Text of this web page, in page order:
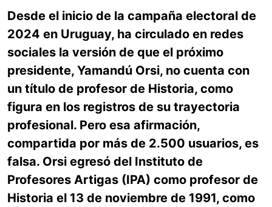
Desde el inicio de la campaña electoral de
2024 en Uruguay, ha circulado en redes
sociales la versión de que el próximo
presidente, Yamandú Orsi, no cuenta con
un título de profesor de Historia, como
figura en los registros de su trayectoria
profesional. Pero esa afirmación,
compartida por más de 2.500 usuarios, es
falsa. Orsi egresó del Instituto de
Profesores Artigas (IPA) como profesor de
Historia el 13 de noviembre de 1991, como